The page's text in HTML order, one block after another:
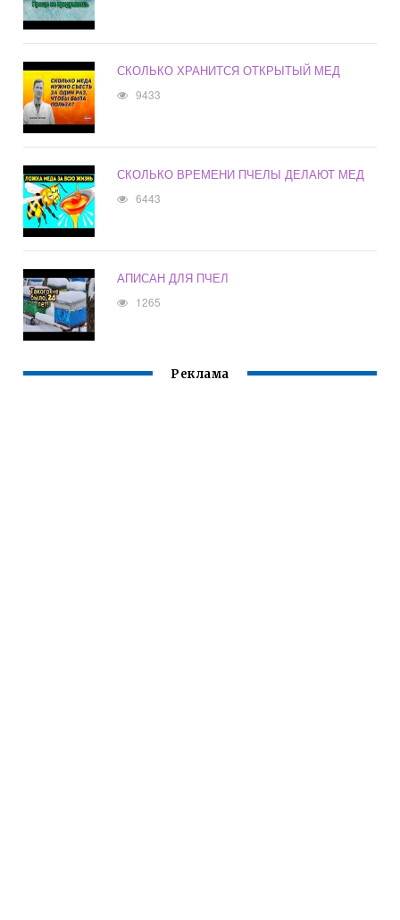
СКОЛЬКО ХРАНИТСЯ ОТКРЫТЫЙ МЕД
9433
СКОЛЬКО ВРЕМЕНИ ПЧЕЛЫ ДЕЛАЮТ МЕД
6443
АПИСАН ДЛЯ ПЧЕЛ
1265
Реклама